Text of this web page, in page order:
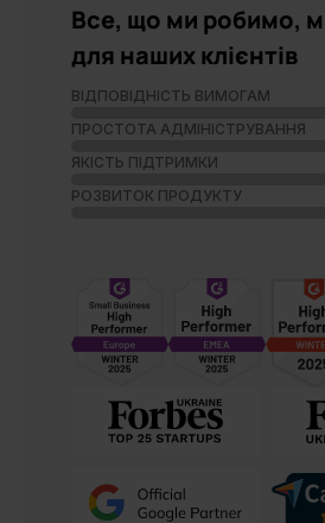
Все, що ми робимо,
для наших клієнтів
ВІДПОВІДНІСТЬ ВИМОГАМ
ПРОСТОТА АДМІНІСТРУВАННЯ
ЯКІСТЬ ПІДТРИМКИ
РОЗВИТОК ПРОДУКТУ